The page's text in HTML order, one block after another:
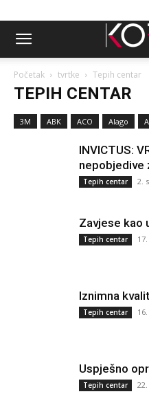
Početak tvrtke Tepih centar
TEPIH CENTAR
3M ABK ACO Alago
INVICTUS:
nepobjedive
Tepih centar 2.
Zavjese kao
Tepih centar
Iznimna
Tepih centar
Uspješno
Tepih centar